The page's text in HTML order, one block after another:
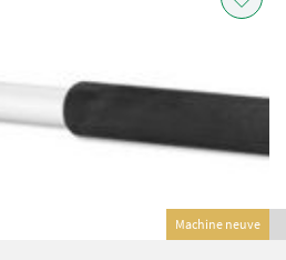
Machine neuve